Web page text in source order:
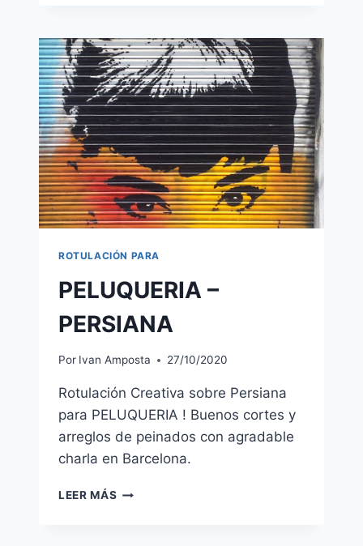
ROTULACIÓN PARA
PELUQUERIA –
PERSIANA
Por Ivan Amposta 27/10/2020
Rotulación Creativa sobre Persiana
para PELUQUERIA ! Buenos cortes y
arreglos de peinados con agradable
charla en Barcelona.
LEER MÁS PELUQUERIA